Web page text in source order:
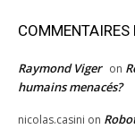
COMMENTAIRES
Raymond Viger on
humains menacés?
nicolas.casini on